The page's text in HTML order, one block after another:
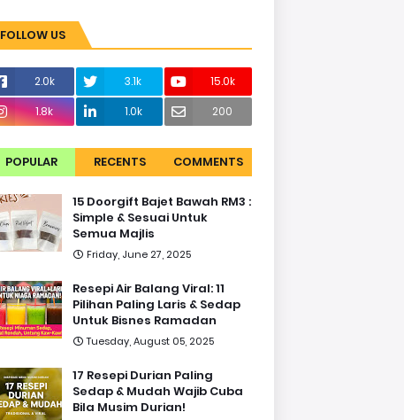
FOLLOW US
2.0k 3.1k
15.0k
1.8k
1.0k 200
POPULAR RECENTS COMMENTS
15 Doorgift Bajet Bawah RM3 :
Simple & Sesuai Untuk
Semua Majlis
Friday, June 27, 2025
Resepi Air Balang Viral: 11
Pilihan Paling Laris & Sedap
Untuk Bisnes Ramadan
Tuesday, August 05, 2025
17 Resepi Durian Paling
Sedap & Mudah Wajib Cuba
Bila Musim Durian!